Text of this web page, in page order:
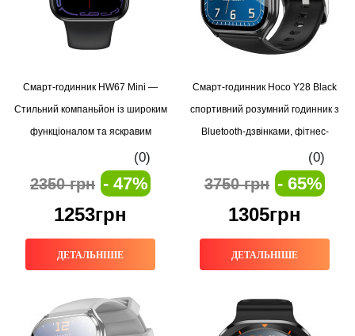
Смарт-годинник HW67 Mini —
Стильний компаньйон із широким
функціоналом та яскравим
(0)
2350 грн - 47%
1253грн
ДЕТАЛЬНІШЕ
Смарт-годинник Hoco Y28 Black
спортивний розумний годинник з
Bluetooth-дзвінками, фітнес-
трекером та моніторингом
здоров’я
(0)
3750 грн - 65%
1305грн
ДЕТАЛЬНІШЕ